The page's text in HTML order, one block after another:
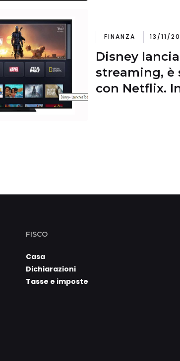
FINANZA 13/11/
Disney
streaming, è
con Netflix.
FISCO
Casa
Dichiarazioni
Tasse e imposte